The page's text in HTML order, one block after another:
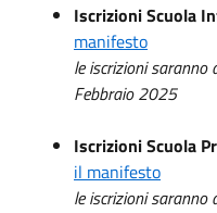
Iscrizioni Scuola
manifesto
le iscrizioni saranno
Febbraio 2025
Iscrizioni Scuola
il manifesto
le iscrizioni